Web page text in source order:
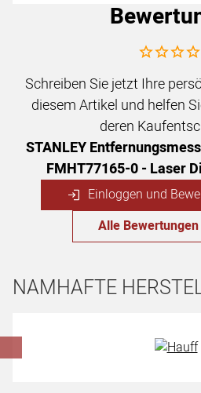
Noch keine
Schreiben Sie jetzt Ihre
diesem Artikel und helfen
deren
STANLEY
FMHT77165-0 - Laser
Einloggen und
Alle
NAMHAFTE